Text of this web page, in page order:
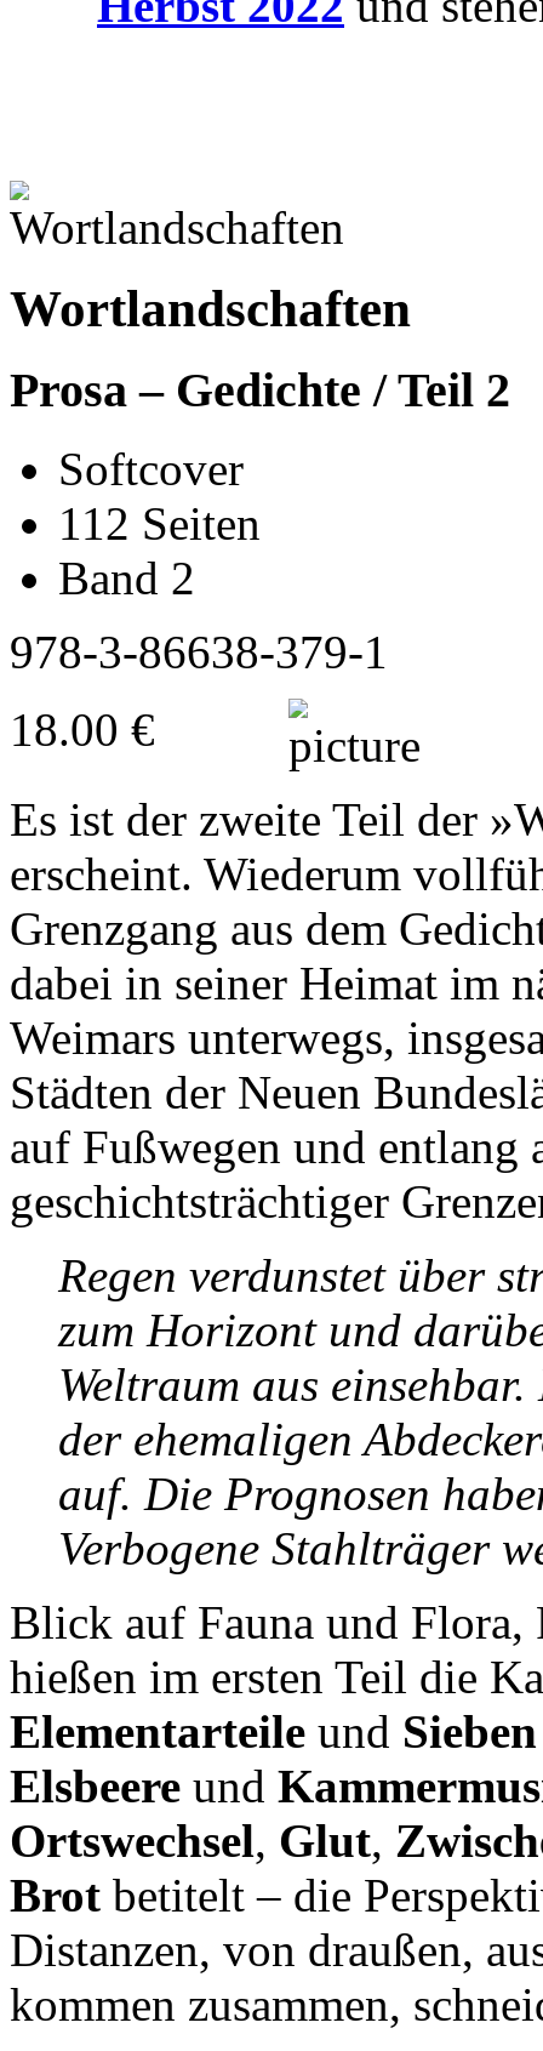
Wortlandschaften
Prosa – Gedichte / Teil 2
Softcover
112 Seiten
Band 2
978-3-86638-379-1
18.00 €
Es ist der zweite Teil der
erscheint. Wiederum
Grenzgang aus dem
dabei in seiner Heimat im
Weimars unterwegs,
Städten der Neuen
auf Fußwegen und entlang
geschichtsträchtiger
Regen verdunstet über
zum Horizont und
Weltraum aus
der ehemaligen
auf. Die Prognosen
Verbogene Stahlträger
Blick auf Fauna und Flora,
hießen im ersten Teil die
Elementarteile und
Elsbeere und
Ortswechsel, Glut,
Brot betitelt – die
Distanzen, von draußen,
kommen zusammen,